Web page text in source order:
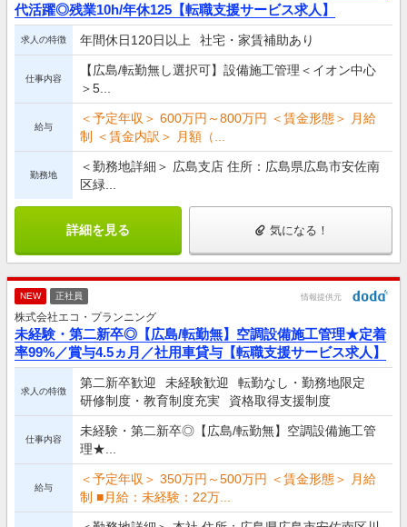
代活躍◎残業10h/年休125【転職支援サービス求人】
求人の特徴 年間休日120日以上 社宅・家賃補助あり
仕事内容
【広島/転勤無し選択可】設備施工管理＜イオン中心
＞5...
給与
＜予定年収＞ 600万円～800万円 ＜賃金形態＞ 月給
制 ＜賃金内訳＞ 月額（...
勤務地
＜勤務地詳細＞ 広島支店 住所：広島県広島市安佐南
区緑...
詳細を見る 気になる！
NEW 正社員 情報提供元
株式会社エコ・プランニング
未経験・第二新卒◎【広島/転勤無】空調設備施工管理★定着
率99%／賞与4.5ヵ月／社用車貸与【転職支援サービス求人】
求人の特徴
第二新卒歓迎 未経験歓迎
転勤なし・勤務地限定
研修制度・教育制度充実
資格取得支援制度
仕事内容
未経験・第二新卒◎【広島/転勤無】空調設備施工管
理★...
給与
＜予定年収＞ 350万円～500万円 ＜賃金形態＞ 月給
制 ■月給：未経験：22万...